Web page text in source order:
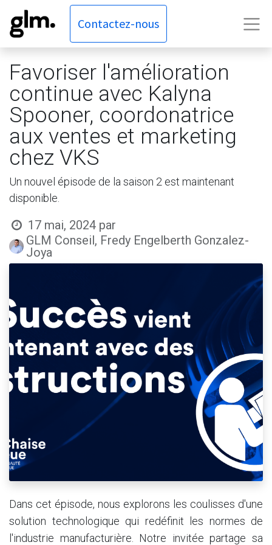
Contactez-nous
Favoriser l'amélioration
continue avec Kalyna
Spooner, coordonatrice
aux ventes et marketing
chez VKS
Un nouvel épisode de la saison 2 est maintenant
disponible.
17 mai, 2024 par
GLM Conseil, Fredy Engelberth Gonzalez-
Joya
Dans cet épisode, nous explorons les coulisses d'une
solution technologique qui redéfinit les normes de
l'industrie manufacturière. Notre invitée partage sa